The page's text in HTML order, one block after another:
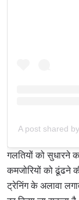
A post shared
गलतियों को सुधारने
कमजोरियों को ढूंढने
ट्रेनिंग के अलावा